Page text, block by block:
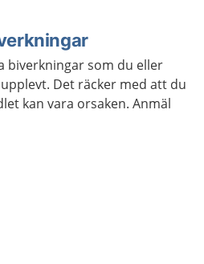
biverkningar som du eller
Det räcker med att du
kan vara orsaken. Anmäl